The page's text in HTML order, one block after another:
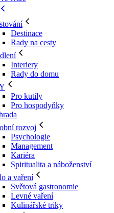
Destinace
Rady na cesty
Interiery
Rady do domu
Pro kutily
Pro hospodyňky
rozvoj
Psychologie
Management
Kariéra
Spiritualita a náboženství
a vaření
Světová gastronomie
Levné vaření
Kulinářské triky